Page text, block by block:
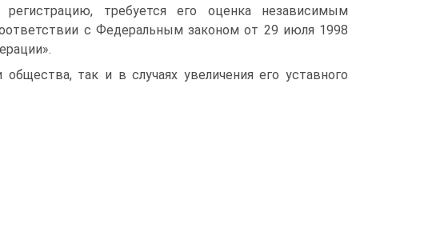
требуется его оценка независимым
с Федеральным законом от 29 июля 1998
так и в случаях увеличения его уставного